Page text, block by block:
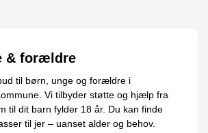
& forældre
til børn, unge og forældre i
Vi tilbyder støtte og hjælp fra
til dit barn fylder 18 år. Du kan finde
til jer – uanset alder og behov.